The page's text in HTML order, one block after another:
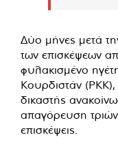
Δύο μήνες μετά
των επισκέψεων
φυλακισμένο
Κουρδιστάν
δικαστής
απαγόρευση τριών
επισκέψεις.